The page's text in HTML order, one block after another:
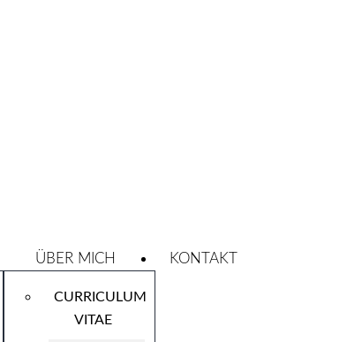
ÜBER MICH
CURRICULUM
VITAE
KONTAKT